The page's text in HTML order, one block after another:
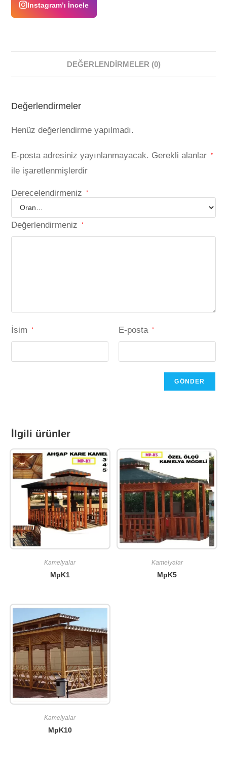
Instagram’ı İncele
DEĞERLENDIRMELER (0)
Değerlendirmeler
Henüz değerlendirme yapılmadı.
E-posta adresiniz yayınlanmayacak. Gerekli alanlar *
ile işaretlenmişlerdir
Derecelendirmeniz *
Değerlendirmeniz *
İsim * E-posta *
İlgili ürünler
Kamelyalar
MpK1
Kamelyalar
MpK5
Kamelyalar
MpK10